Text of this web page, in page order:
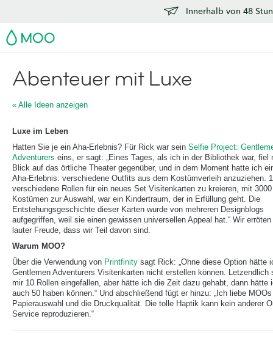
Innerhalb von 48
MOO
Abenteuer mit Luxe
« Alle Ideen anzeigen
Luxe im Leben
Hatten Sie je ein Aha-Erlebnis? Für Rick war sein Selfie Project:
Adventurers eins, er sagt: „Eines Tages, als ich in der Bibliothek war, fiel
Blick auf das örtliche Theater gegenüber, und in dem Moment hatte ich
Aha-Erlebnis: verschiedene Outfits aus dem Kostümverleih anzuziehen.
verschiedene Rollen für ein neues Set Visitenkarten zu kreieren, mit 3000
Kostümen zur Auswahl, war ein Kindertraum, der in Erfüllung geht. Die
Entstehungsgeschichte dieser Karten wurde von mehreren Designblogs
aufgegriffen, weil sie einen gewissen universellen Appeal hat.“ Wir
lauter Freude, dass wir Teil davon sind.
Warum MOO?
Über die Verwendung von Printfinity sagt Rick: „Ohne diese Option hätte
Gentlemen Adventurers Visitenkarten nicht erstellen können. Letzendlich
mir 10 Rollen eingefallen, aber hätte ich die Zeit dazu gehabt, dann hätte
auch 50 haben können.“ Und abschließend fügt er hinzu: „Ich liebe MOOs
Papierauswahl und die Druckqualität. Die tolle Haptik kann kein anderer
Service reproduzieren.“